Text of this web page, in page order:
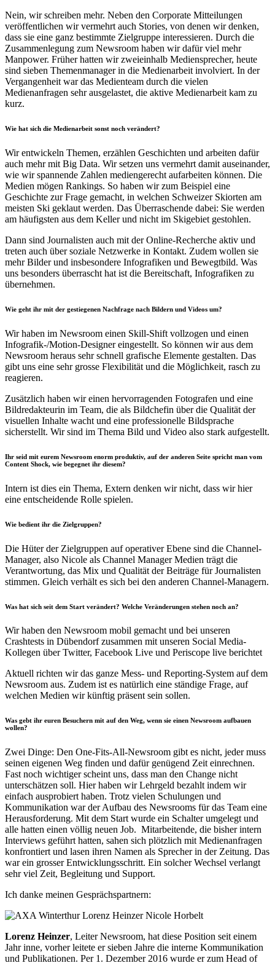
Nein, wir schreiben mehr. Neben den Corporate Mitteilungen
veröffentlichen wir vermehrt auch Stories, von denen wir denken,
dass sie eine ganz bestimmte Zielgruppe interessieren. Durch die
Zusammenlegung zum Newsroom haben wir dafür viel mehr
Manpower. Früher hatten wir zweieinhalb Mediensprecher, heute
sind sieben Themenmanager in die Medienarbeit involviert. In der
Vergangenheit war das Medienteam durch die vielen
Medienanfragen sehr ausgelastet, die aktive Medienarbeit kam zu
kurz.
Wie hat sich die Medienarbeit sonst noch verändert?
Wir entwickeln Themen, erzählen Geschichten und arbeiten dafür
auch mehr mit Big Data. Wir setzen uns vermehrt damit auseinander,
wie wir spannende Zahlen mediengerecht aufarbeiten können. Die
Medien mögen Rankings. So haben wir zum Beispiel eine
Geschichte zur Frage gemacht, in welchen Schweizer Skiorten am
meisten Ski geklaut werden. Das Überraschende dabei: Sie werden
am häufigsten aus dem Keller und nicht im Skigebiet gestohlen.
Dann sind Journalisten auch mit der Online-Recherche aktiv und
treten auch über soziale Netzwerke in Kontakt. Zudem wollen sie
mehr Bilder und insbesondere Infografiken und Bewegtbild. Was
uns besonders überrascht hat ist die Bereitschaft, Infografiken zu
übernehmen.
Wie geht ihr mit der gestiegenen Nachfrage nach Bildern und Videos um?
Wir haben im Newsroom einen Skill-Shift vollzogen und einen
Infografik-/Motion-Designer eingestellt. So können wir aus dem
Newsroom heraus sehr schnell grafische Elemente gestalten. Das
gibt uns eine sehr grosse Flexibilität und die Möglichkeit, rasch zu
reagieren.
Zusätzlich haben wir einen hervorragenden Fotografen und eine
Bildredakteurin im Team, die als Bildchefin über die Qualität der
visuellen Inhalte wacht und eine professionelle Bildsprache
sicherstellt. Wir sind im Thema Bild und Video also stark aufgestellt.
Ihr seid mit eurem Newsroom enorm produktiv, auf der anderen Seite spricht man vom
Content Shock, wie begegnet ihr diesem?
Intern ist dies ein Thema, Extern denken wir nicht, dass wir hier
eine entscheidende Rolle spielen.
Wie bedient ihr die Zielgruppen?
Die Hüter der Zielgruppen auf operativer Ebene sind die Channel-
Manager, also Nicole als Channel Manager Medien trägt die
Verantwortung, das Mix und Qualität der Beiträge für Journalisten
stimmen. Gleich verhält es sich bei den anderen Channel-Managern.
Was hat sich seit dem Start verändert? Welche Veränderungen stehen noch an?
Wir haben den Newsroom mobil gemacht und bei unseren
Crashtests in Dübendorf zusammen mit unseren Social Media-
Kollegen über Twitter, Facebook Live und Periscope live berichtet
Aktuell richten wir das ganze Mess- und Reporting-System auf dem
Newsroom aus. Zudem ist es natürlich eine ständige Frage, auf
welchen Medien wir künftig präsent sein sollen.
Was gebt ihr euren Besuchern mit auf den Weg, wenn sie einen Newsroom aufbauen
wollen?
Zwei Dinge: Den One-Fits-All-Newsroom gibt es nicht, jeder muss
seinen eigenen Weg finden und dafür genügend Zeit einrechnen.
Fast noch wichtiger scheint uns, dass man den Change nicht
unterschätzen soll. Hier haben wir Lehrgeld bezahlt indem wir
einfach ausprobiert haben. Trotz vielen Schulungen und
Kommunikation war der Aufbau des Newsrooms für das Team eine
Herausforderung. Mit dem Start wurde ein Schalter umgelegt und
alle hatten einen völlig neuen Job. Mitarbeitende, die bisher intern
Interviews geführt hatten, sahen sich plötzlich mit Medienanfragen
konfrontiert und lasen ihren Namen als Sprecher in der Zeitung. Das
war ein grosser Entwicklungsschritt. Ein solcher Wechsel verlangt
sehr viel Zeit, Begleitung und Support.
Ich danke meinen Gesprächspartnern:
Lorenz Heinzer, Leiter Newsroom, hat diese Position seit einem
Jahr inne, vorher leitete er sieben Jahre die interne Kommunikation
und Publikationen. Per 1. Dezember 2016 wurde er zum Head of